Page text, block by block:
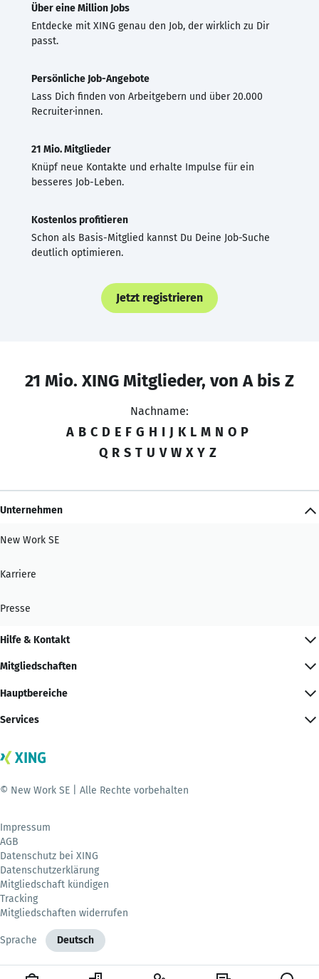
Über eine Million Jobs
Entdecke mit XING genau den Job, der wirklich zu Dir
passt.
Persönliche Job-Angebote
Lass Dich finden von Arbeitgebern und über 20.000
Recruiter·innen.
21 Mio. Mitglieder
Knüpf neue Kontakte und erhalte Impulse für ein
besseres Job-Leben.
Kostenlos profitieren
Schon als Basis-Mitglied kannst Du Deine Job-Suche
deutlich optimieren.
Jetzt registrieren
21 Mio. XING Mitglieder, von A bis Z
Nachname:
A B C D E F G H I J K L M N O P
Q R S T U V W X Y Z
Unternehmen
New Work SE
Karriere
Presse
Hilfe & Kontakt
Mitgliedschaften
Hauptbereiche
Services
© New Work SE | Alle Rechte vorbehalten
Impressum
AGB
Datenschutz bei XING
Datenschutzerklärung
Mitgliedschaft kündigen
Tracking
Mitgliedschaften widerrufen
Sprache Deutsch